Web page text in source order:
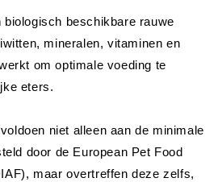
beschikbare rauwe
mineralen, vitaminen en
om optimale voeding te
eters.
niet alleen aan de minimale
door de European Pet Food
maar overtreffen deze zelfs,